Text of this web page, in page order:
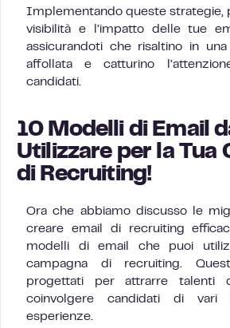
Implementando queste strategie,
visibilità e l’impatto delle tue
assicurandoti che risaltino in
affollata e catturino
candidati.
10 Modelli di Email
Utilizzare per la Tua
di Recruiting!
Ora che abbiamo discusso le
creare email di recruiting
modelli di email che puoi
campagna di recruiting.
progettati per attrarre talenti
coinvolgere candidati di vari
esperienze.